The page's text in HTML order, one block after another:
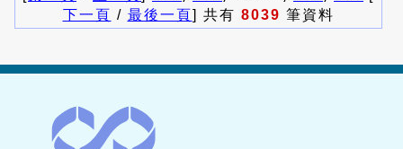
下一頁 / 最後一頁] 共有 8039 筆資料